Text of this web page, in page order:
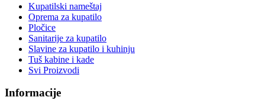
Kupatilski nameštaj
Oprema za kupatilo
Pločice
Sanitarije za kupatilo
Slavine za kupatilo i kuhinju
Tuš kabine i kade
Svi Proizvodi
Informacije